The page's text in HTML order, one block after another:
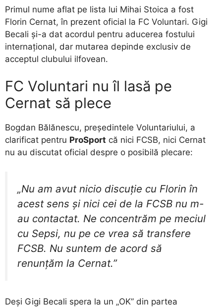
Primul nume aflat pe lista lui Mihai Stoica a fost
Florin Cernat, în prezent oficial la FC Voluntari. Gigi
Becali și-a dat acordul pentru aducerea fostului
internațional, dar mutarea depinde exclusiv de
acceptul clubului ilfovean.
FC Voluntari nu îl lasă pe
Cernat să plece
Bogdan Bălănescu, președintele Voluntariului, a
clarificat pentru ProSport că nici FCSB, nici Cernat
nu au discutat oficial despre o posibilă plecare:
„Nu am avut nicio discuție cu Florin în
acest sens și nici cei de la FCSB nu m-
au contactat. Ne concentrăm pe meciul
cu Sepsi, nu pe ce vrea să transfere
FCSB. Nu suntem de acord să
renunțăm la Cernat.”
Deși Gigi Becali spera la un „OK” din partea